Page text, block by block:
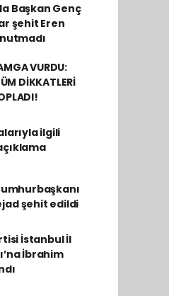
Başkan Genç
şehit Eren
VURDU:
DİKKATLERİ
ilgili
şehit edildi
İstanbul İl
İbrahim